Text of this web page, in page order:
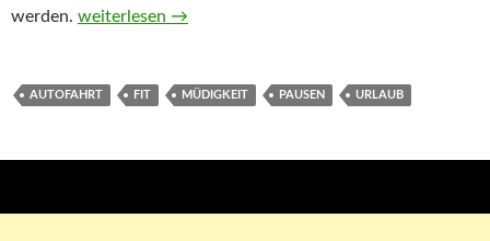
werden. Mit dem Auto in den Urlaub: Tipps und Tricks
weiterlesen →
AUTOFAHRT FIT MÜDIGKEIT PAUSEN URLAUB